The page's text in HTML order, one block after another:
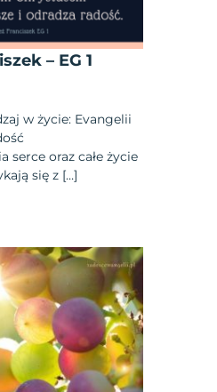
– EG 1
w życie: Evangelii
serce oraz całe życie
się z […]